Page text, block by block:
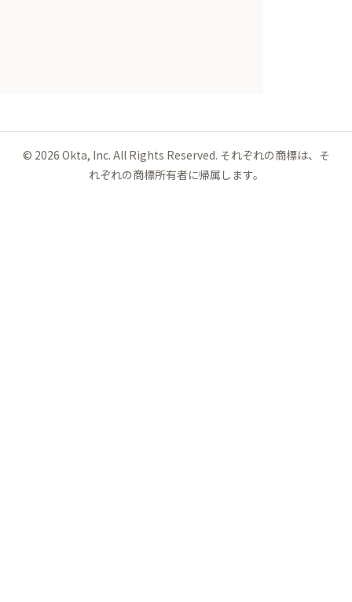
© 2026 Okta, Inc. All Rights Reserved. それぞれの商標は、そ
れぞれの商標所有者に帰属します。